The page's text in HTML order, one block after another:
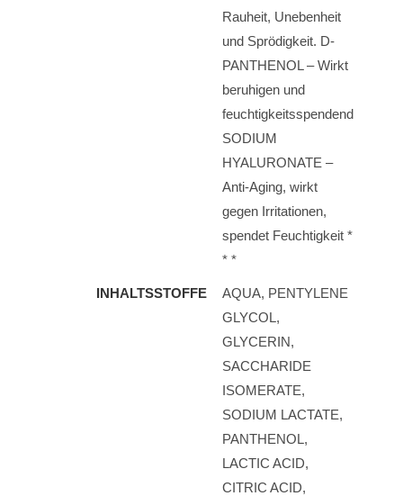
Rauheit, Unebenheit
und Sprödigkeit. D-
PANTHENOL – Wirkt
beruhigen und
feuchtigkeitsspendend
SODIUM
HYALURONATE –
Anti-Aging, wirkt
gegen Irritationen,
spendet Feuchtigkeit *
* *
INHALTSSTOFFE
AQUA, PENTYLENE
GLYCOL,
GLYCERIN,
SACCHARIDE
ISOMERATE,
SODIUM LACTATE,
PANTHENOL,
LACTIC ACID,
CITRIC ACID,